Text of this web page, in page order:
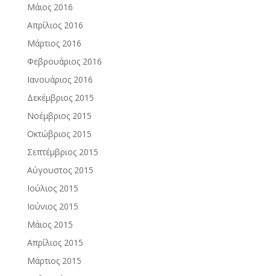
Μάιος 2016
Απρίλιος 2016
Μάρτιος 2016
Φεβρουάριος 2016
Ιανουάριος 2016
Δεκέμβριος 2015
Νοέμβριος 2015
Οκτώβριος 2015
Σεπτέμβριος 2015
Αύγουστος 2015
Ιούλιος 2015
Ιούνιος 2015
Μάιος 2015
Απρίλιος 2015
Μάρτιος 2015